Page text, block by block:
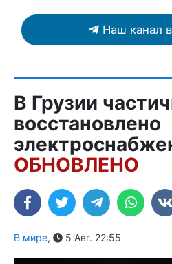
Наш канал
В Грузии
восстановлено
ОБНОВЛЕНО
В мире, 5 Авг. 22:55